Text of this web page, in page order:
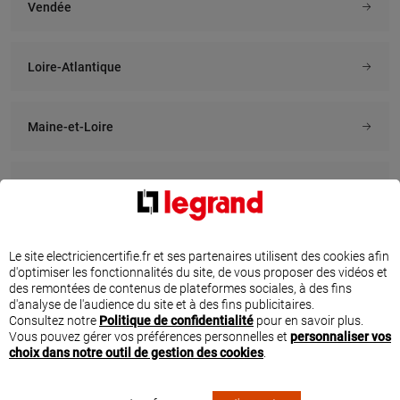
SAINT PERE
EGESEVRE
3 rue jean mermoz, 44115 HAUTE
GOULAINE
En savoir plus
MC ELECTRICITE
10 b la blanchetterie, 44690
CHATEAU THEBAUD
En savoir plus
Vendée
Loire-Atlantique
Maine-et-Loire
TROUVEZ UN ÉLECTRICIEN CERTIFIÉ PAR
LEGRAND À BOUGUENAIS
Parcourez la liste des électriciens sélectionnés par Legrand à Bouguenais.
Que ce soit pour ajouter de nouvelles prises ou interrupteur dans votre cuisine,
prévoir un éclairage extérieur pour votre terrasse ou encore installer un système
de pilotage de la maison, n’hésitez pas à solliciter les services d’un électricien
Le site electriciencertifie.fr et ses partenaires utilisent des cookies afin
d'optimiser les fonctionnalités du site, de vous proposer des vidéos et
des remontées de contenus de plateformes sociales, à des fins
d'analyse de l'audience du site et à des fins publicitaires.
Consultez notre Politique de confidentialité pour en savoir plus.
Vous pouvez gérer vos préférences personnelles et personnaliser vos
choix dans notre outil de gestion des cookies.